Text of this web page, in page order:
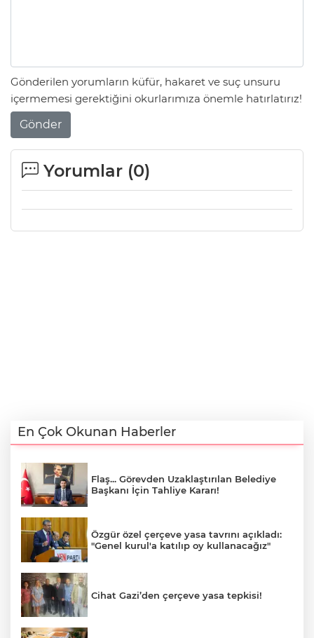
Gönderilen yorumların küfür, hakaret ve suç unsuru
içermemesi gerektiğini okurlarımıza önemle hatırlatırız!
Gönder
Yorumlar (0)
En Çok Okunan Haberler
Flaş... Görevden Uzaklaştırılan Belediye
Başkanı İçin Tahliye Kararı!
Özgür özel çerçeve yasa tavrını açıkladı:
"Genel kurul'a katılıp oy kullanacağız"
Cihat Gazi’den çerçeve yasa tepkisi!